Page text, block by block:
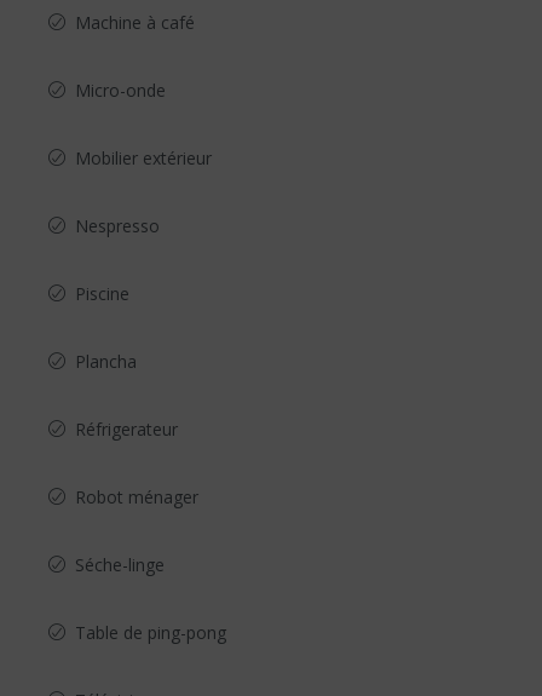
Machine à café
Micro-onde
Mobilier extérieur
Nespresso
Piscine
Plancha
Réfrigerateur
Robot ménager
Séche-linge
Table de ping-pong